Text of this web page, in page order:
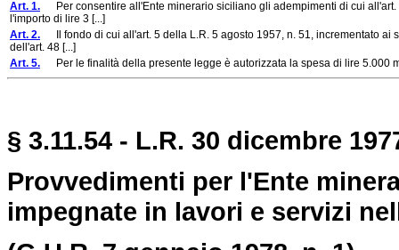
Art. 1. Per consentire all'Ente minerario siciliano gli adempimenti di cui
l'importo di lire 3 [...]
Art. 2. Il fondo di cui all'art. 5 della L.R. 5 agosto 1957, n. 51, incrementato ai
dell'art. 48 [...]
Art. 5. Per le finalità della presente legge è autorizzata la spesa di lire 5.000
§ 3.11.54 - L.R. 30 dicembre
Provvedimenti per l'Ente
impegnate in lavori e servizi